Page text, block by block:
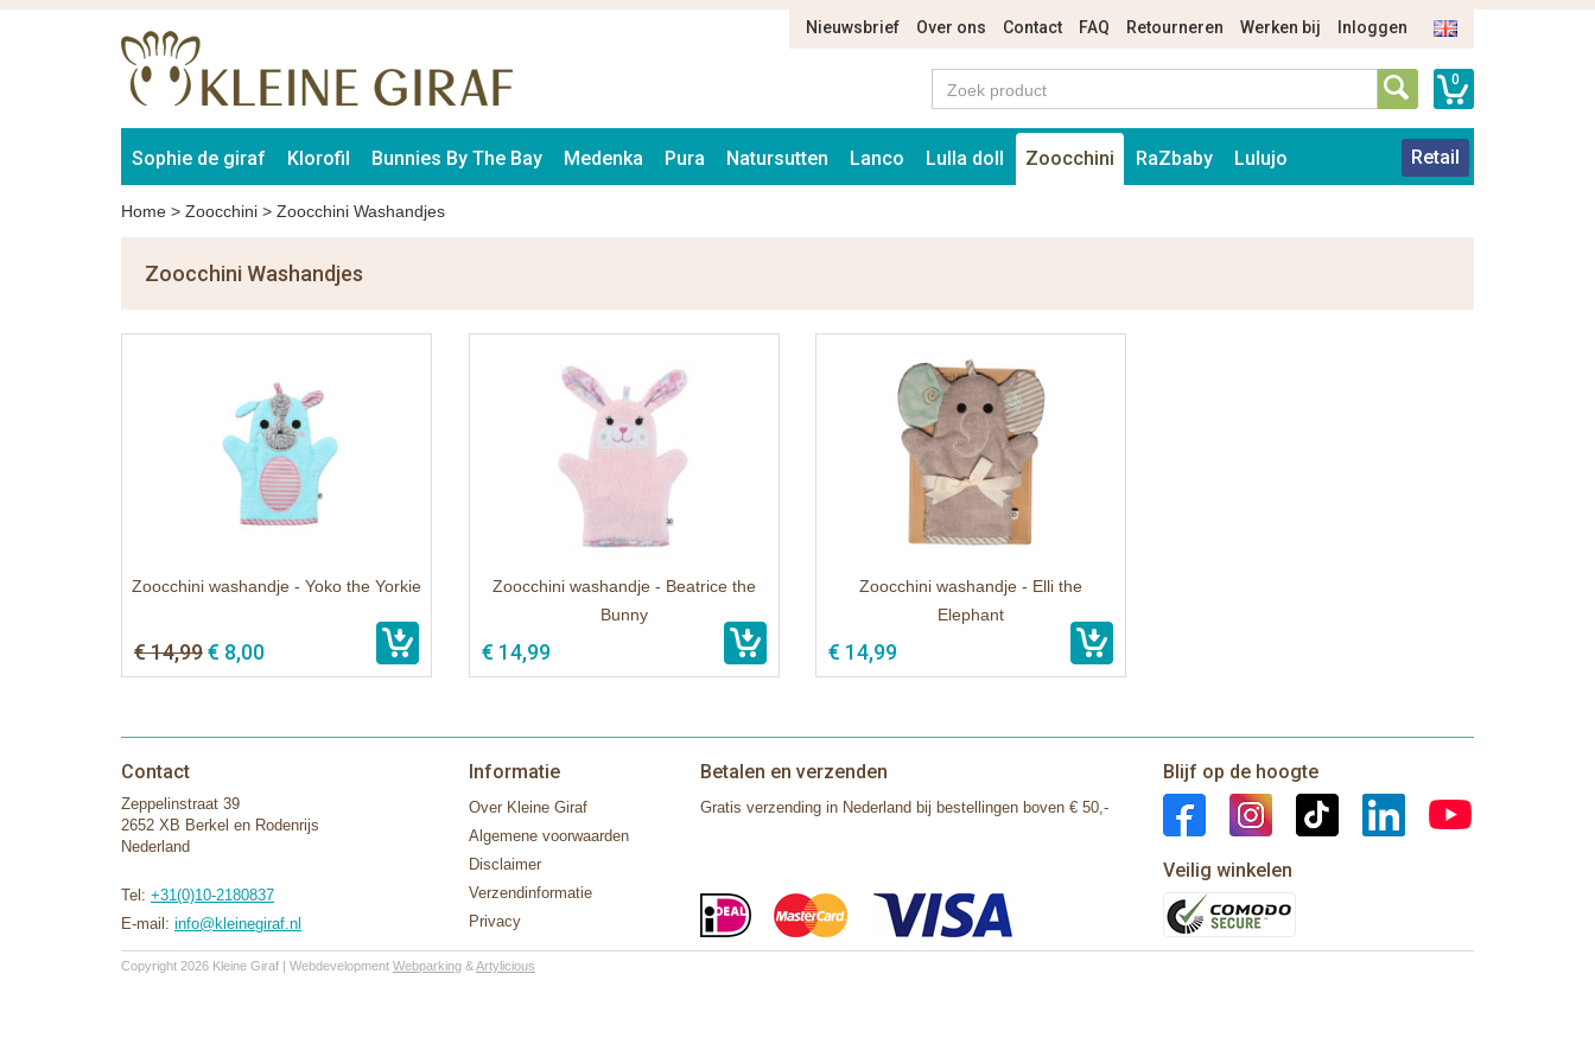
Nieuwsbrief Over ons Contact FAQ Retourneren Werken bij Inloggen
0
Sophie de giraf Klorofil Bunnies By The Bay Medenka Pura Natursutten Lanco Lulla doll Zoocchini RaZbaby Lulujo Retail
Home > Zoocchini > Zoocchini Washandjes
Zoocchini Washandjes
Zoocchini washandje - Yoko the Yorkie
€ 14,99€ 8,00
Zoocchini washandje - Beatrice the
Bunny
€ 14,99
Zoocchini washandje - Elli the
Elephant
€ 14,99
Contact
Zeppelinstraat 39
2652 XB Berkel en Rodenrijs
Nederland
Tel: +31(0)10-2180837
E-mail: info@kleinegiraf.nl
Informatie
Over Kleine Giraf
Algemene voorwaarden
Disclaimer
Verzendinformatie
Privacy
Betalen en verzenden
Gratis verzending in Nederland bij bestellingen boven € 50,-
Blijf op de hoogte
Veilig winkelen
Copyright 2026 Kleine Giraf | Webdevelopment Webparking &Artylicious